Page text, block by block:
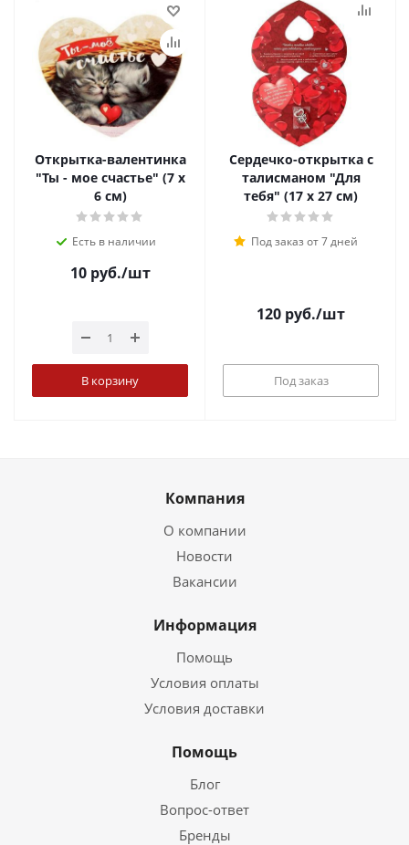
Открытка-валентинка
"Ты - мое счастье" (7 х
6 см)
Есть в наличии
10руб./шт
В корзину
Сердечко-открытка с
талисманом "Для
тебя" (17 х 27 см)
Под заказ от 7 дней
120 руб./шт
Под заказ
Компания
О компании
Новости
Вакансии
Информация
Помощь
Условия оплаты
Условия доставки
Помощь
Блог
Вопрос-ответ
Бренды